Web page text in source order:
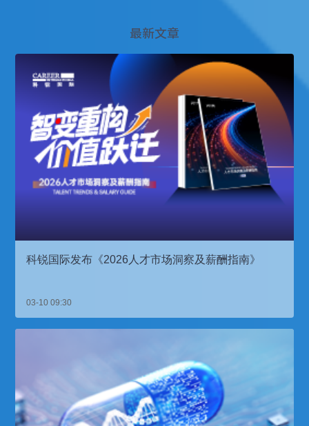
最新文章
科锐国际发布《2026人才市场洞察及薪酬指南》
03-10 09:30